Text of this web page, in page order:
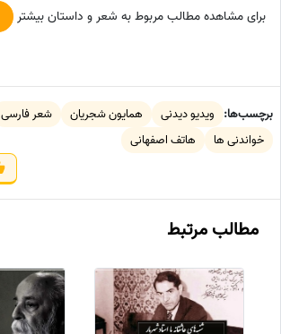
برای مشاهده مطالب مربوط به شعر و داستان بیشتر
برچسب‌ها: ویدیو دیدنی همایون شجریان شعر فارسی
خواندنی ها
هاتف اصفهانی
مطالب مرتبط